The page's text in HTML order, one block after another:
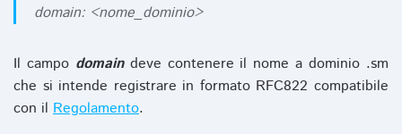
domain: <nome_dominio>
Il campo domaindeve contenere il nome a dominio .sm
che si intende registrare in formato RFC822 compatibile
con il Regolamento.